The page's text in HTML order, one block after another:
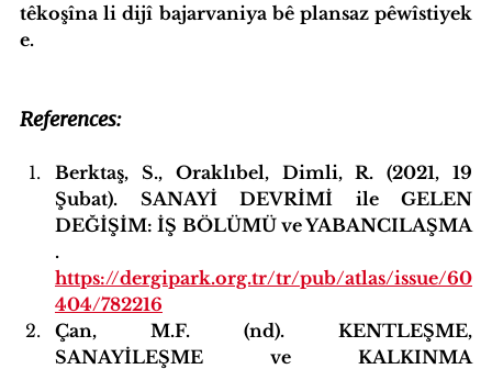
têkoşîna li dijî bajarvaniya bê plansaz pêwîstiyek
e.
References:
Berktaş, S., Oraklıbel, Dimli, R. (2021, 19
Şubat). SANAYİ DEVRİMİ ile GELEN
DEĞİŞİM: İŞ BÖLÜMÜ ve YABANCILAŞMA
https://dergipark.org.tr/tr/pub/atlas/issue/60
404/782216
Çan, M.F. (nd). KENTLEŞME,
SANAYİLEŞME ve KALKINMA